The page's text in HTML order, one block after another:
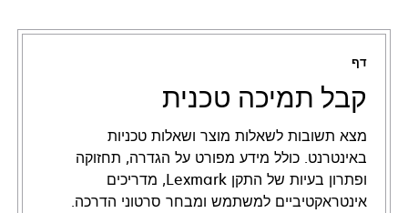
דף
קבל תמיכה טכנית
מצא תשובות לשאלות מוצר ושאלות טכניות
באינטרנט. כולל מידע מפורט על הגדרה, תחזוקה
ופתרון בעיות של התקן Lexmark, מדריכים
אינטראקטיביים למשתמש ומבחר סרטוני הדרכה.